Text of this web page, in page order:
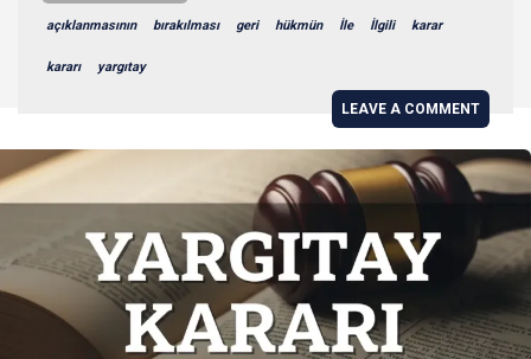
açıklanmasının bırakılması geri hükmün İle İlgili karar
kararı yargıtay
LEAVE A COMMENT